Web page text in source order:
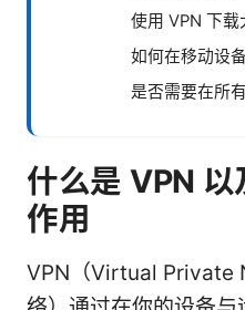
使用 VPN 下载
如何在移动设
是否需要在所
什么是 VPN
作用
VPN（Virtual Private